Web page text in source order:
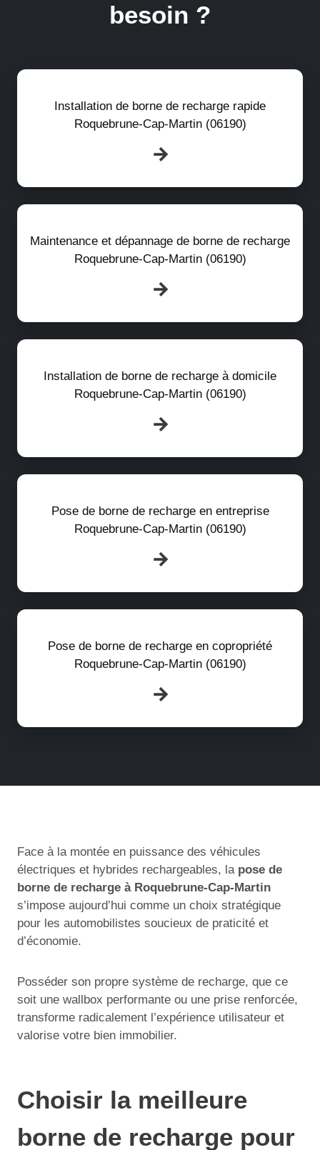
besoin ?
Installation de borne de recharge rapide
Roquebrune-Cap-Martin (06190)
Maintenance et dépannage de borne de recharge
Roquebrune-Cap-Martin (06190)
Installation de borne de recharge à domicile
Roquebrune-Cap-Martin (06190)
Pose de borne de recharge en entreprise
Roquebrune-Cap-Martin (06190)
Pose de borne de recharge en copropriété
Roquebrune-Cap-Martin (06190)
Face à la montée en puissance des véhicules
électriques et hybrides rechargeables, la pose de
borne de recharge à Roquebrune-Cap-Martin
s’impose aujourd’hui comme un choix stratégique
pour les automobilistes soucieux de praticité et
d’économie.
Posséder son propre système de recharge, que ce
soit une wallbox performante ou une prise renforcée,
transforme radicalement l’expérience utilisateur et
valorise votre bien immobilier.
Choisir la meilleure
borne de recharge pour